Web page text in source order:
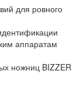
для ровного
аппаратам
ножниц BIZZER